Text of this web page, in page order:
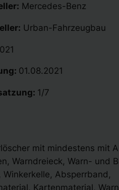
Mercedes-Benz
Urban-Fahrzeugbau
01.08.2021
1/7
mit mindestens mit
Warndreieck, Warn- und
Absperrband,
Kartenmaterial,